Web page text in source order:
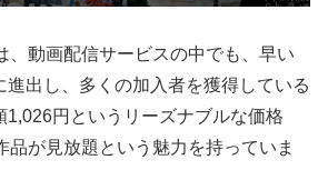
、動画配信サービスの中でも、早い
進出し、多くの加入者を獲得している
1,026円というリーズナブルな価格
品が見放題という魅力を持っていま